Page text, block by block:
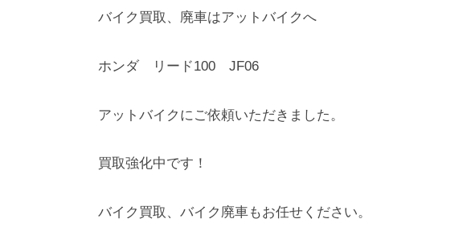
バイク買取、廃車はアットバイクへ
ホンダ リード100 JF06
アットバイクにご依頼いただきました。
買取強化中です！
バイク買取、バイク廃車もお任せください。